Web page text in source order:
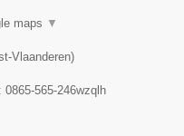
maps ▼
Vlaanderen)
0865-565-246wzqlh